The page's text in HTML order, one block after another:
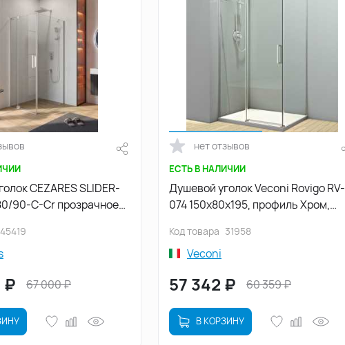
CEZARES SLIDER-
90-C-Cr прозрачное
45419
₽ 67 000₽
нет отзывов
ЕСТЬ В НАЛИЧИИ
Душевой уголок Veconi Rovigo RV-
074 150х80х195, профиль Хром,
01-C4)
Код товара 31958
Veconi
57 342 ₽ 60 359₽
В КОРЗИНУ